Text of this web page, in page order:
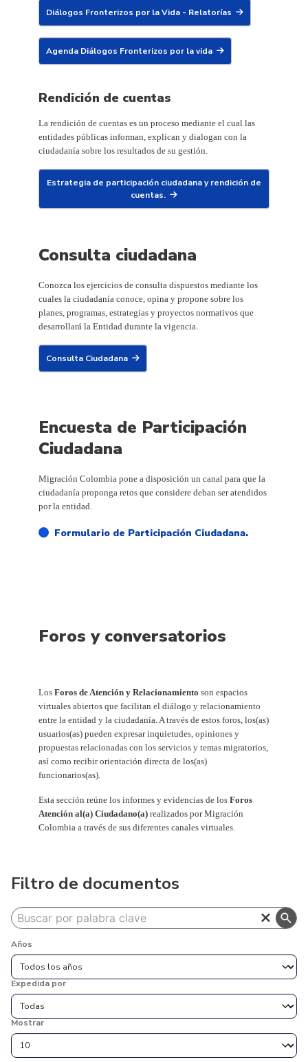
Diálogos Fronterizos por la Vida - Relatorías
Agenda Diálogos Fronterizos por la vida
Rendición de cuentas
La rendición de cuentas es un proceso mediante el cual las
entidades públicas informan, explican y dialogan con la
ciudadanía sobre los resultados de su gestión.
Estrategia de participación ciudadana y rendición de
cuentas.
Consulta ciudadana
Conozca los ejercicios de consulta dispuestos mediante los
cuales la ciudadanía conoce, opina y propone sobre los
planes, programas, estrategias y proyectos normativos que
desarrollará la Entidad durante la vigencia.
Consulta Ciudadana
Encuesta de Participación
Ciudadana
Migración Colombia pone a disposición un canal para que la
ciudadanía proponga retos que considere deban ser atendidos
por la entidad.
Formulario de Participación Ciudadana.
Foros y conversatorios
Los Foros de Atención y Relacionamiento son espacios
virtuales abiertos que facilitan el diálogo y relacionamiento
entre la entidad y la ciudadanía. A través de estos foros, los(as)
usuarios(as) pueden expresar inquietudes, opiniones y
propuestas relacionadas con los servicios y temas migratorios,
así como recibir orientación directa de los(as)
funcionarios(as).
Esta sección reúne los informes y evidencias de los Foros
Atención al(a) Ciudadano(a) realizados por Migración
Colombia a través de sus diferentes canales virtuales.
Filtro de documentos
close search
Años
Expedida por
Mostrar